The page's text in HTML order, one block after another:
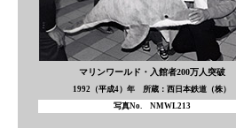
マリンワールド・入館者200万人突破
1992（平成4）年 所蔵：西日本鉄道（株）
写真No. NMWL213